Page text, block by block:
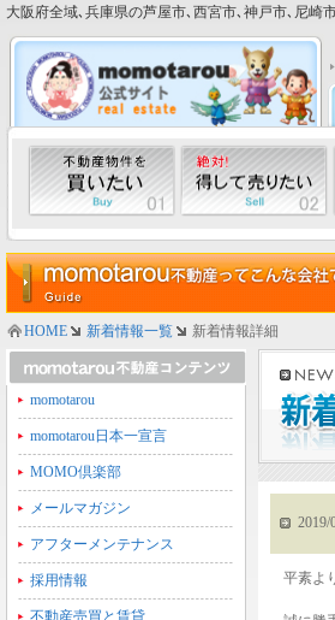
大阪府全域､兵庫県の芦屋市､西宮市､神戸市､尼崎
HOME 新着情報一覧 新着情報詳細
momotarou
momotarou日本一宣言
MOMO倶楽部
メールマガジン
アフターメンテナンス
採用情報
不動産売買と賃貸
2019/
平素よ